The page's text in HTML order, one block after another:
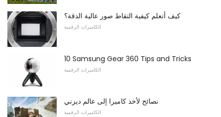
كيف أتعلم كيفية التقاط صور عالية الدقة؟
الكاميرات الرقمية
10 Samsung Gear 360 Tips and Tricks
الكاميرات الرقمية
نصائح لأخذ كاميرا إلى عالم ديزني
الكاميرات الرقمية